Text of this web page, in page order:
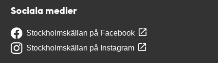
Sociala medier
Stockholmskällan på Facebook
Stockholmskällan på Instagram